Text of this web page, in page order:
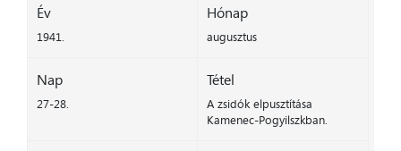
Év
1941.
Hónap
augusztus
Nap
27-28.
Tétel
A zsidók elpusztítása
Kamenec-Pogyilszkban.